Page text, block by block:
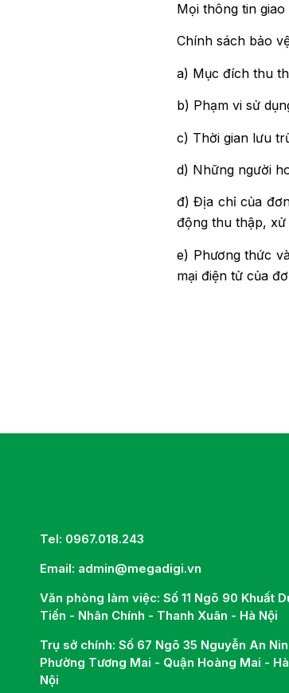
Mọi thông tin
Chính sách bảo
a) Mục đích thu
b) Phạm vi sử
c) Thời gian lưu
d) Những người
đ) Địa chỉ của
động thu thập,
e) Phương thức
mại điện tử của
Tel: 0967.018.243
Email: admin@megadigi.vn
Văn phòng làm việc: Số 11 Ngõ 90 Khuất
Tiến - Nhân Chính - Thanh Xuân - Hà Nội
Trụ sở chính: Số 67 Ngõ 35 Nguyễn An
Phường Tương Mai - Quận Hoàng Mai - Hà
Nội